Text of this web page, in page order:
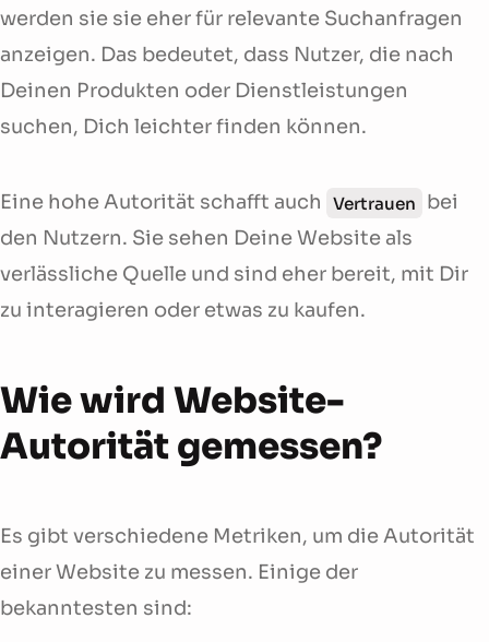
werden sie sie eher für relevante Suchanfragen
anzeigen. Das bedeutet, dass Nutzer, die nach
Deinen Produkten oder Dienstleistungen
suchen, Dich leichter finden können.
Eine hohe Autorität schafft auch Vertrauen
bei
den Nutzern. Sie sehen Deine Website als
verlässliche Quelle und sind eher bereit, mit Dir
zu interagieren oder etwas zu kaufen.
Wie wird Website-
Autorität gemessen?
Es gibt verschiedene Metriken, um die Autorität
einer Website zu messen. Einige der
bekanntesten sind: